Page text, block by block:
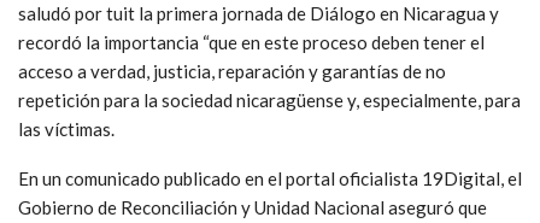
saludó por tuit la primera jornada de Diálogo en Nicaragua y
recordó la importancia “que en este proceso deben tener el
acceso a verdad, justicia, reparación y garantías de no
repetición para la sociedad nicaragüense y, especialmente, para
las víctimas.
En un comunicado publicado en el portal oficialista 19Digital, el
Gobierno de Reconciliación y Unidad Nacional aseguró que